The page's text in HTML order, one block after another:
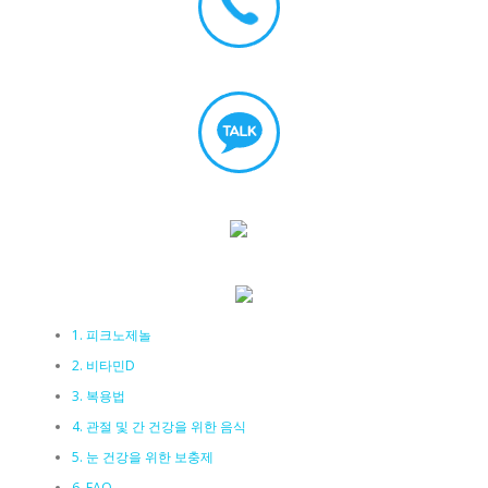
1. 피크노제놀
2. 비타민D
3. 복용법
4. 관절 및 간 건강을 위한 음식
5. 눈 건강을 위한 보충제